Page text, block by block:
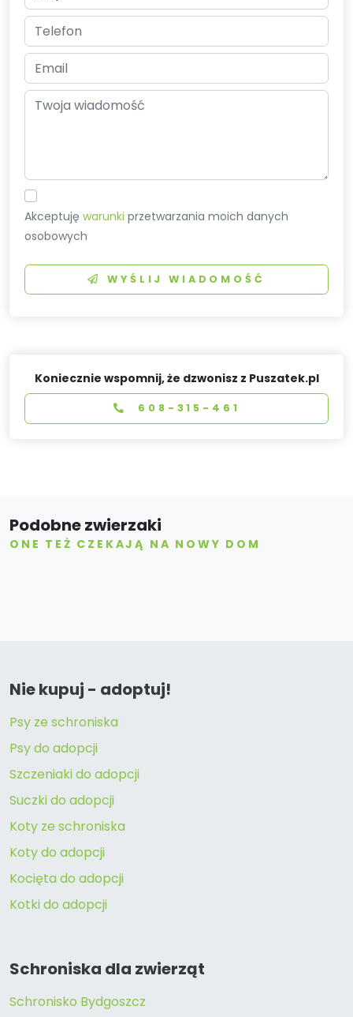
Akceptujęwarunki przetwarzania moich danych
osobowych
WYŚLIJ WIADOMOŚĆ
Koniecznie wspomnij, że dzwonisz z Puszatek.pl
608-315-461
Podobne zwierzaki
ONE TEŻ CZEKAJĄ NA NOWY DOM
Nie kupuj - adoptuj!
Psy ze schroniska
Psy do adopcji
Szczeniaki do adopcji
Suczki do adopcji
Koty ze schroniska
Koty do adopcji
Kocięta do adopcji
Kotki do adopcji
Schroniska dla zwierząt
Schronisko Bydgoszcz